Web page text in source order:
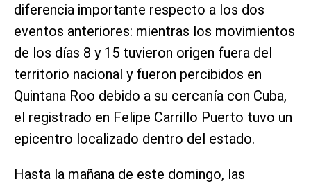
diferencia importante respecto a los dos
eventos anteriores: mientras los movimientos
de los días 8 y 15 tuvieron origen fuera del
territorio nacional y fueron percibidos en
Quintana Roo debido a su cercanía con Cuba,
el registrado en Felipe Carrillo Puerto tuvo un
epicentro localizado dentro del estado.
Hasta la mañana de este domingo, las